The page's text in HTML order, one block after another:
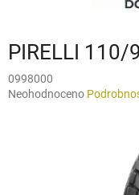
PIRELLI 110/
0998000
Průměrné
Neohodnoceno